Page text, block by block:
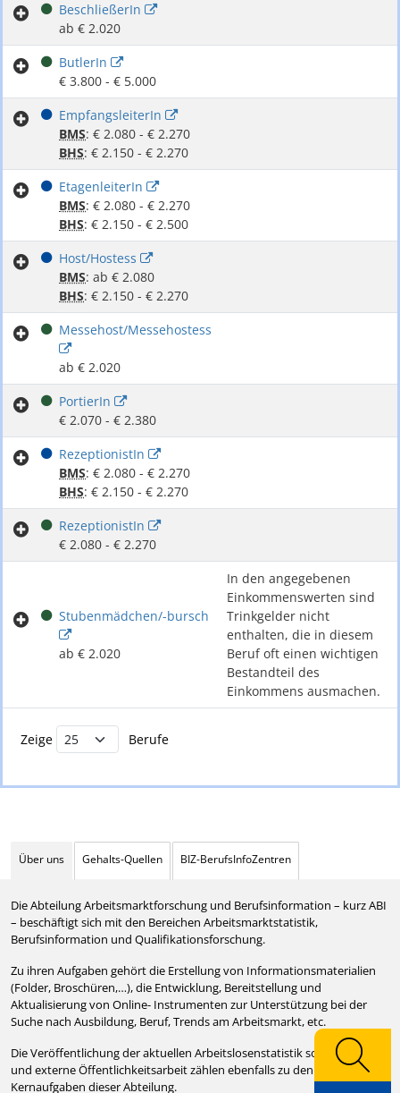
BeschließerIn
ab € 2.020
ButlerIn
€ 3.800 - € 5.000
EmpfangsleiterIn
BMS: € 2.080 - € 2.270
BHS: € 2.150 - € 2.270
EtagenleiterIn
BMS: € 2.080 - € 2.270
BHS: € 2.150 - € 2.500
Host/Hostess
BMS: ab € 2.080
BHS: € 2.150 - € 2.270
Messehost/Messehostess
ab € 2.020
PortierIn
€ 2.070 - € 2.380
RezeptionistIn
BMS: € 2.080 - € 2.270
BHS: € 2.150 - € 2.270
RezeptionistIn
€ 2.080 - € 2.270
Stubenmädchen/-bursch
ab € 2.020
In den angegebenen
Einkommenswerten sind
Trinkgelder nicht
enthalten, die in diesem
Beruf oft einen wichtigen
Bestandteil des
Einkommens ausmachen.
Zeige Berufe
Über uns Gehalts-Quellen BIZ-BerufsInfoZentren
Die Abteilung Arbeitsmarktforschung und Berufsinformation – kurz ABI
– beschäftigt sich mit den Bereichen Arbeitsmarktstatistik,
Berufsinformation und Qualifikationsforschung.
Zu ihren Aufgaben gehört die Erstellung von Informationsmaterialien
(Folder, Broschüren,…), die Entwicklung, Bereitstellung und
Aktualisierung von Online- Instrumenten zur Unterstützung bei der
Suche nach Ausbildung, Beruf, Trends am Arbeitsmarkt, etc.
Die Veröffentlichung der aktuellen Arbeitslosenstatistik sowie interne
und externe Öffentlichkeitsarbeit zählen ebenfalls zu den
Kernaufgaben dieser Abteilung.